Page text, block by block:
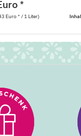
*
Euro * / 1 Liter)